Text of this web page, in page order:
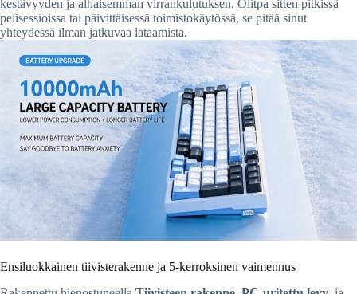
kestävyyden ja alhaisemman virrankulutuksen. Olitpa sitten pitkissä
pelisessioissa tai päivittäisessä toimistokäytössä, se pitää sinut
yhteydessä ilman jatkuvaa lataamista.
Ensiluokkainen tiivisterakenne ja 5-kerroksinen vaimennus